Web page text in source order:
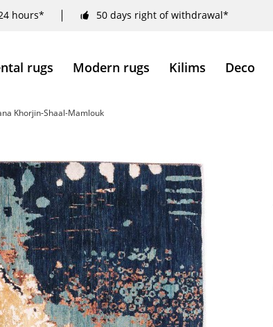
hours* 50 days right of withdrawal*
rugs Modern rugs Kilims Deco
Khorjin-Shaal-Mamlouk